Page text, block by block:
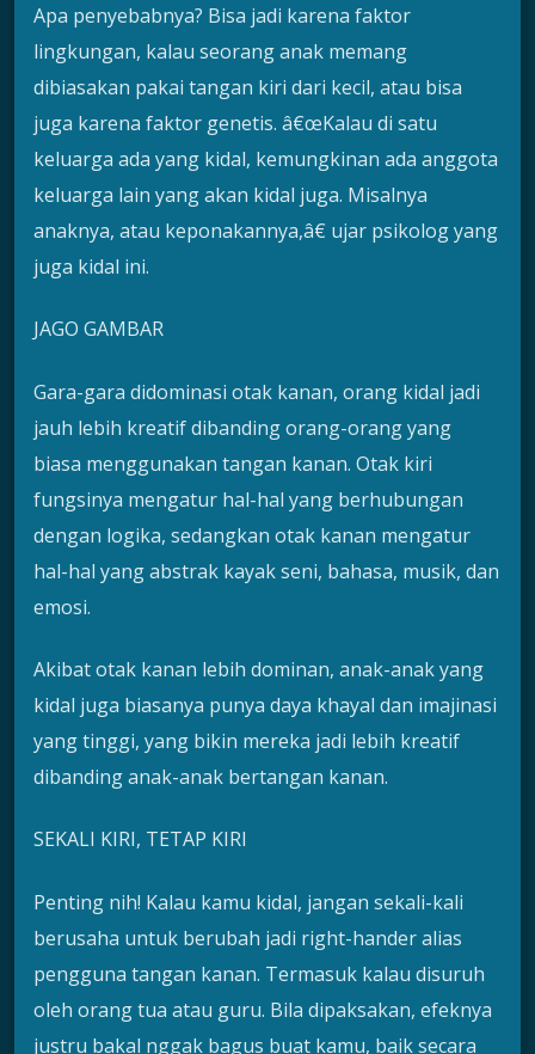
Apa penyebabnya? Bisa jadi karena faktor
lingkungan, kalau seorang anak memang
dibiasakan pakai tangan kiri dari kecil, atau bisa
juga karena faktor genetis. â€œKalau di satu
keluarga ada yang kidal, kemungkinan ada anggota
keluarga lain yang akan kidal juga. Misalnya
anaknya, atau keponakannya,â€ ujar psikolog yang
juga kidal ini.
JAGO GAMBAR
Gara-gara didominasi otak kanan, orang kidal jadi
jauh lebih kreatif dibanding orang-orang yang
biasa menggunakan tangan kanan. Otak kiri
fungsinya mengatur hal-hal yang berhubungan
dengan logika, sedangkan otak kanan mengatur
hal-hal yang abstrak kayak seni, bahasa, musik, dan
emosi.
Akibat otak kanan lebih dominan, anak-anak yang
kidal juga biasanya punya daya khayal dan imajinasi
yang tinggi, yang bikin mereka jadi lebih kreatif
dibanding anak-anak bertangan kanan.
SEKALI KIRI, TETAP KIRI
Penting nih! Kalau kamu kidal, jangan sekali-kali
berusaha untuk berubah jadi right-hander alias
pengguna tangan kanan. Termasuk kalau disuruh
oleh orang tua atau guru. Bila dipaksakan, efeknya
justru bakal nggak bagus buat kamu, baik secara